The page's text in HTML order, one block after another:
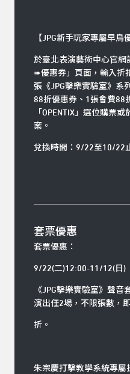
【JPG新手玩家專屬早鳥
於臺北表演藝術中心官網
➠優惠券」頁面，輸入折
張《JPG擊樂實驗室》系
88折優惠券、1張會費88
「OPENTIX」選位購票
案。
兌換時間：9/22至10/22
套票優惠
套票優惠：
9/22(二)12:00-11/12(日)
《JPG擊樂實驗室》聲音
演出任2場，不限張數，
折。
朱宗慶打擊教學系統專屬